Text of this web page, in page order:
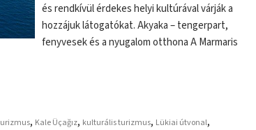
és rendkívül érdekes helyi kultúrával várják a
hozzájuk látogatókat. Akyaka – tengerpart,
fenyvesek és a nyugalom otthona A Marmaris
, Kale Üçağız, kulturális turizmus, Lükiai útvonal,